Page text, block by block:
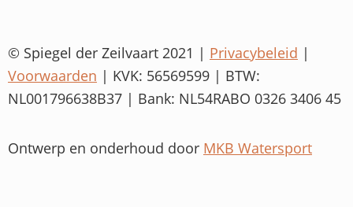
© Spiegel der Zeilvaart 2021 | Privacybeleid |
Voorwaarden | KVK: 56569599 | BTW:
NL001796638B37 | Bank: NL54RABO 0326 3406 45
Ontwerp en onderhoud door MKB Watersport